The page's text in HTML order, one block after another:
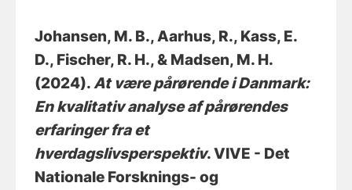
Johansen, M. B., Aarhus, R., Kass, E.
D., Fischer, R. H., & Madsen, M. H.
(2024).At være pårørende i Danmark:
En kvalitativ analyse af pårørendes
erfaringer fra et
hverdagslivsperspektiv. VIVE - Det
Nationale Forsknings- og